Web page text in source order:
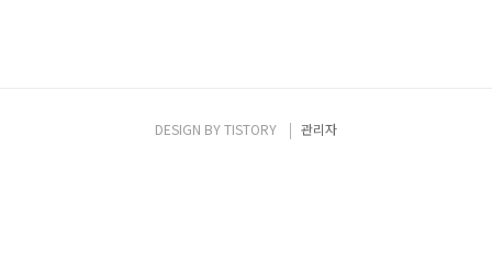
DESIGN BYTISTORY 관리자